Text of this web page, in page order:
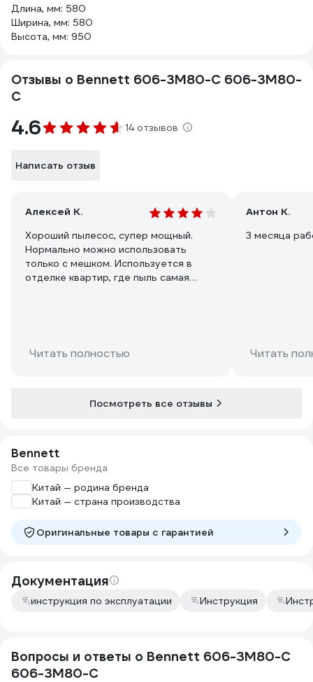
Длина, мм: 580
Ширина, мм: 580
Высота, мм: 950
Отзывы о Bennett 606-3M80-C 606-3M80-
C
4.6 14 отзывов
Написать отзыв
Алексей К.
Хороший пылесос, супер мощный.
Нормально можно использовать
только с мешком. Используется в
отделке квартир, где пыль самая
Читать полностью
Антон К.
3 месяца
Читать
Посмотреть все отзывы
Bennett
Все товары бренда
Китай — родина бренда
Китай — страна производства
Оригинальные товары c гарантией
Документация
инструкция по эксплуатации Инструкция
Вопросы и ответы о Bennett 606-3M80-C
606-3M80-C